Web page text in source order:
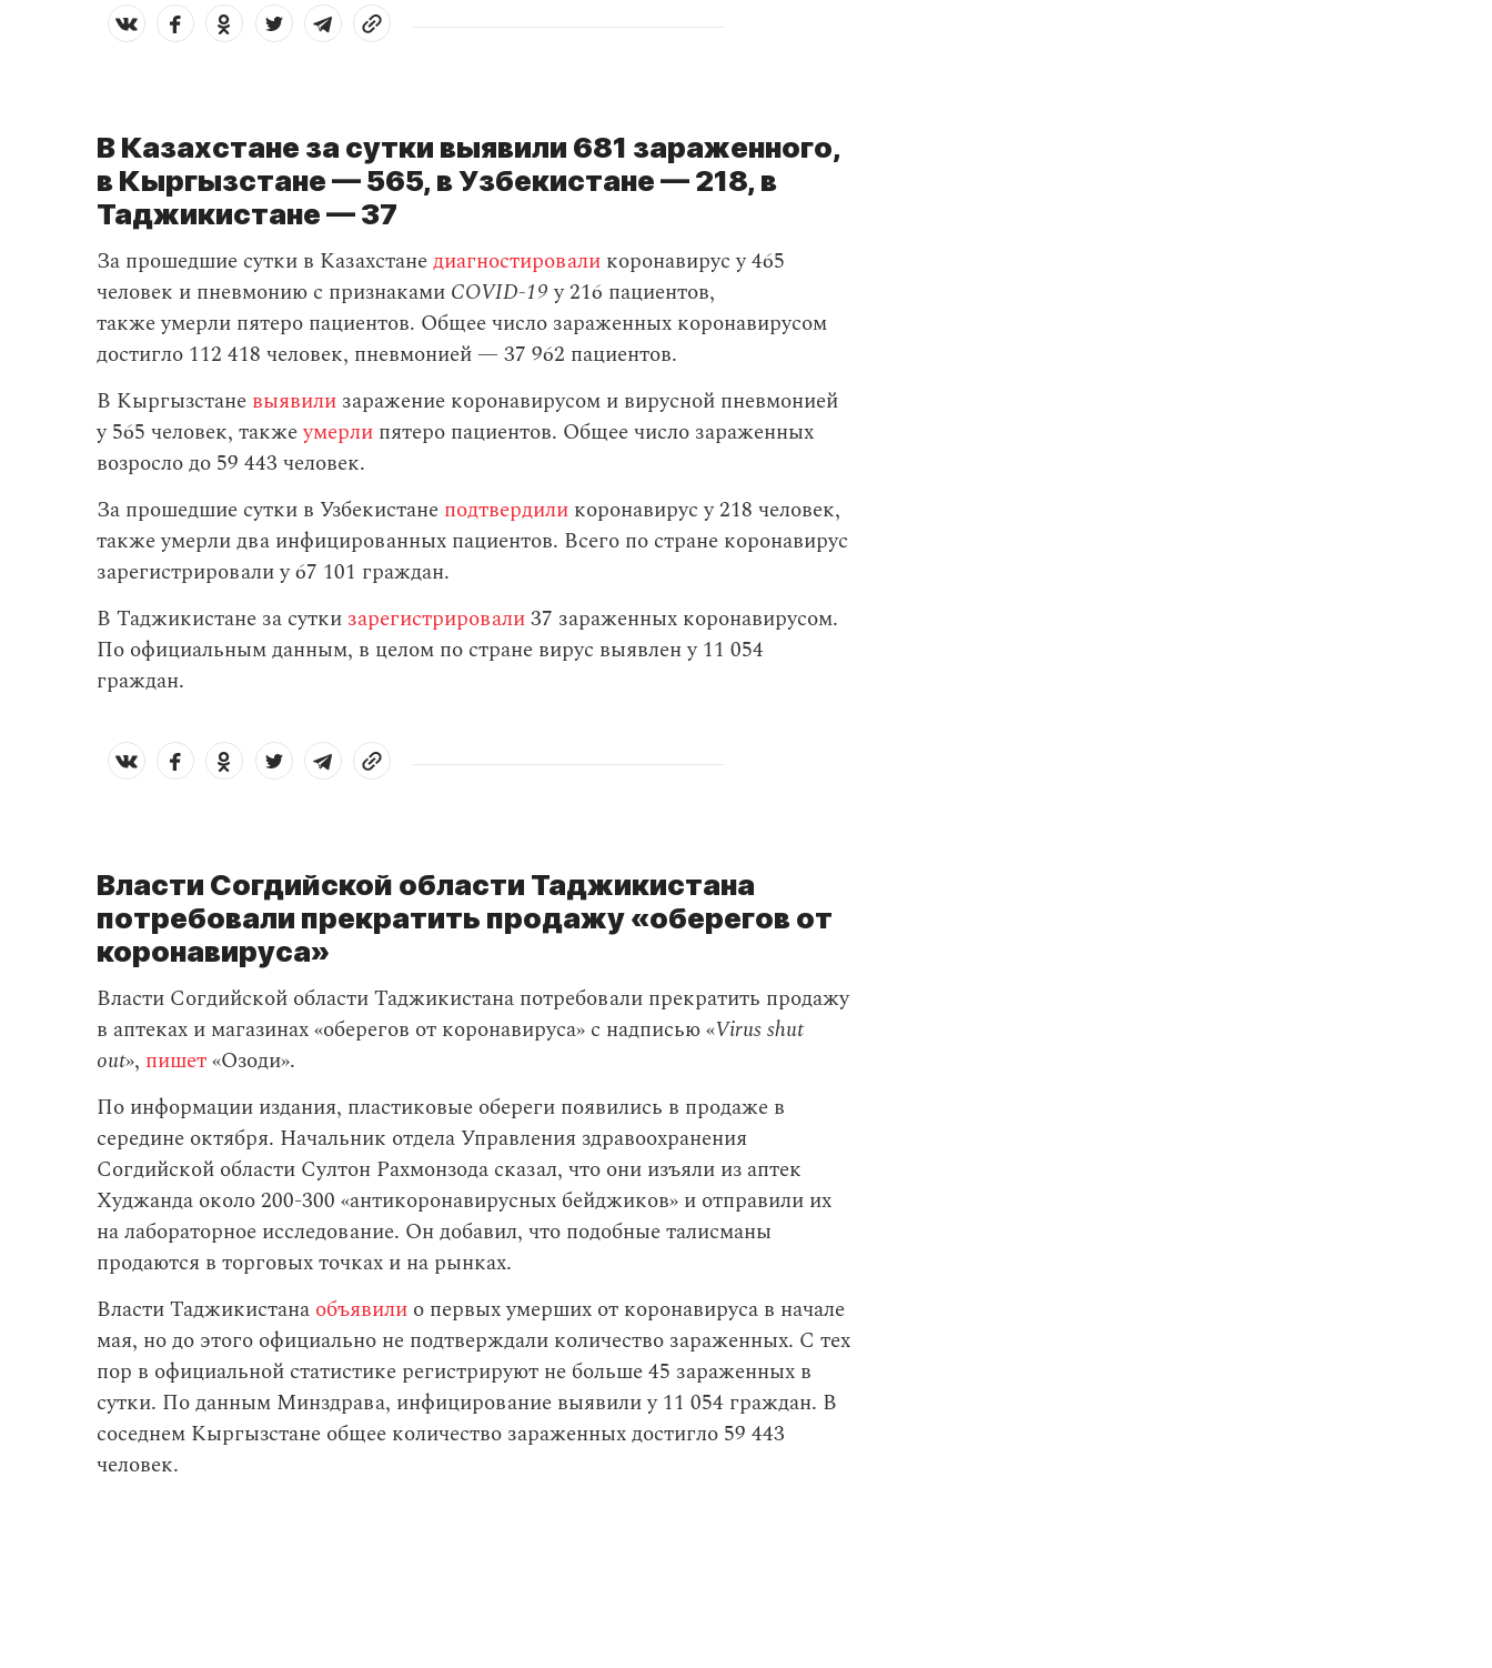
В Казахстане за сутки выявили 681 зараженного,
в Кыргызстане — 565, в Узбекистане — 218, в
Таджикистане — 37
За прошедшие сутки в Казахстанедиагностировали коронавирус у 465
человек и пневмонию с признаками COVID-19у 216 пациентов,
также умерли пятеро пациентов. Общее число зараженных коронавирусом
достигло 112 418 человек, пневмонией — 37 962 пациентов.
В Кыргызстане выявили заражение коронавирусом и вирусной пневмонией
у 565 человек, такжеумерли пятеро пациентов. Общее число зараженных
возросло до 59 443 человек.
За прошедшие сутки в Узбекистане подтвердили коронавирус у 218 человек,
также умерли два инфицированных пациентов. Всего по стране коронавирус
зарегистрировали у 67 101 граждан.
В Таджикистане за сутки зарегистрировали37 зараженных коронавирусом.
По официальным данным, в целом по стране вирус выявлен у 11 054
граждан.
Власти Согдийской области Таджикистана
потребовали прекратить продажу «оберегов от
коронавируса»
Власти Согдийской области Таджикистана потребовали прекратить продажу
в аптеках и магазинах «оберегов от коронавируса» с надписью «Virus shut
out», пишет«Озоди».
По информации издания, пластиковые обереги появились в продаже в
середине октября. Начальник отдела Управления здравоохранения
Согдийской области Султон Рахмонзода сказал, что они изъяли из аптек
Худжанда около 200-300 «антикоронавирусных бейджиков» и отправили их
на лабораторное исследование. Он добавил, что подобные талисманы
продаются в торговых точках и на рынках.
Власти Таджикистана объявили о первых умерших от коронавируса в начале
мая, но до этого официально не подтверждали количество зараженных. С тех
пор в официальной статистике регистрируют не больше 45 зараженных в
сутки. По данным Минздрава, инфицирование выявили у 11 054 граждан. В
соседнем Кыргызстане общее количество зараженных достигло 59 443
человек.